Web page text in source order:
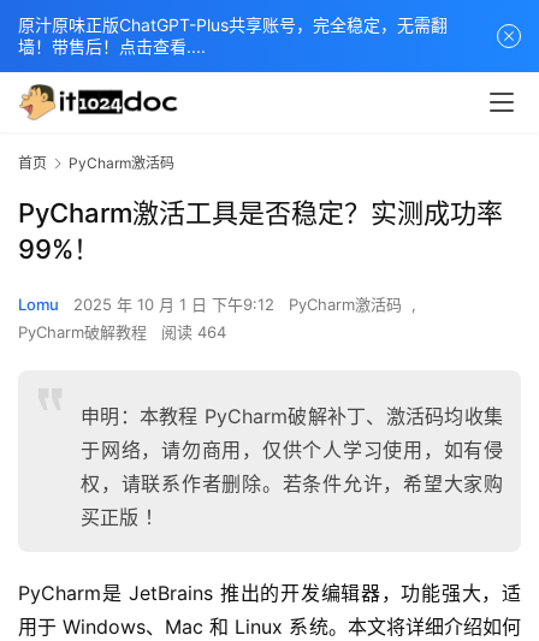
首页 PyCharm激活码
PyCharm激活工具是否稳定？实测成功率
99%！
Lomu 2025 年 10 月 1 日 下午9:12 PyCharm激活码
,
PyCharm破解教程
阅读 464
申明：本教程 PyCharm破解补丁、激活码均收集
于网络，请勿商用，仅供个人学习使用，如有侵
权，请联系作者删除。若条件允许，希望大家购
买正版 ！
PyCharm是 JetBrains 推出的开发编辑器，功能强大，适
用于 Windows、Mac 和 Linux 系统。本文将详细介绍如何
原汁原味正版ChatGPT-Plus共享账号，完全稳定，无需翻
墙！带售后！点击查看....